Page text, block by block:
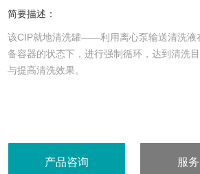
简要描述：
该CIP就地清洗罐——利用离心泵输送清洗液
备容器的状态下，进行强制循环，达到清洗
与提高清洗效果。
产品咨询 服